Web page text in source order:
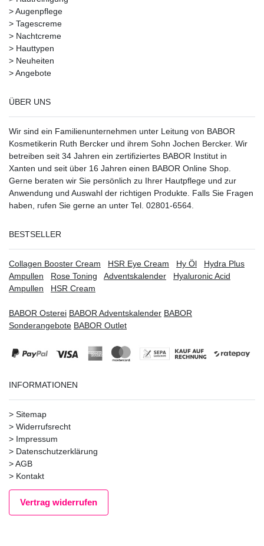
>Augenpflege
> Tagescreme
> Nachtcreme
> Hauttypen
> Neuheiten
>Angebote
ÜBER UNS
Wir sind ein Familienunternehmen unter Leitung von BABOR
Kosmetikerin Ruth Bercker und ihrem Sohn Jochen Bercker. Wir
betreiben seit 34 Jahren ein zertifiziertes BABOR Institut in
Xanten und seit über 16 Jahren einen BABOR Online Shop.
Gerne beraten wir Sie persönlich zu Ihrer Hautpflege und zur
Anwendung und Auswahl der richtigen Produkte. Falls Sie Fragen
haben, rufen Sie gerne an unter Tel. 02801-6564.
BESTSELLER
Collagen Booster Cream HSR Eye Cream Hy Öl
Hydra Plus
Ampullen
Rose Toning Adventskalender
Hyaluronic Acid
Ampullen
HSR Cream
BABOR Osterei BABOR Adventskalender BABOR
Sonderangebote BABOR Outlet
INFORMATIONEN
> Sitemap
> Widerrufsrecht
> Impressum
> Datenschutzerklärung
>AGB
> Kontakt
Vertrag widerrufen